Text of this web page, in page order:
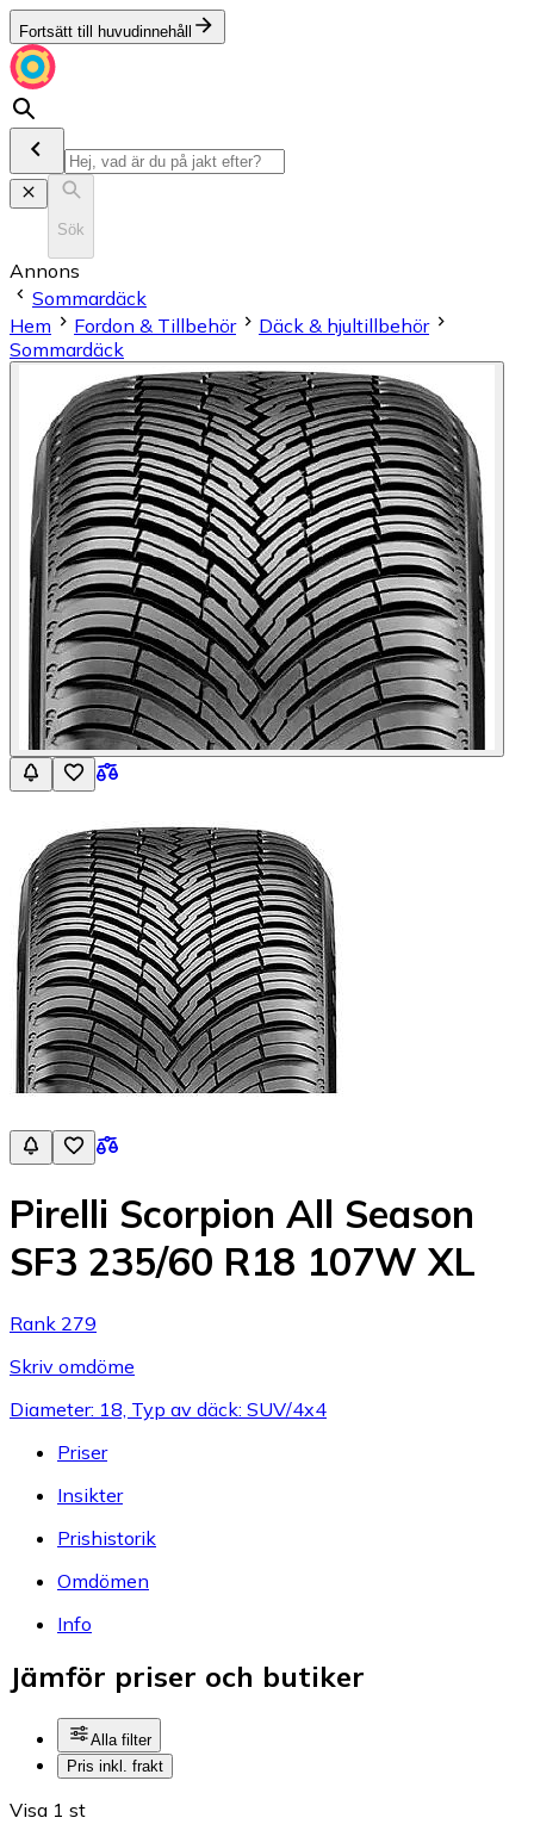
Fortsätt till huvudinnehåll
Sök
Annons
Sommardäck
Hem
Fordon & Tillbehör
Däck & hjultillbehör
Sommardäck
Pirelli Scorpion All Season
SF3 235/60 R18 107W XL
Rank 279
Skriv omdöme
Diameter: 18, Typ av däck: SUV/4x4
Priser
Insikter
Prishistorik
Omdömen
Info
Jämför priser och butiker
Alla filter
Pris inkl. frakt
Visa 1 st